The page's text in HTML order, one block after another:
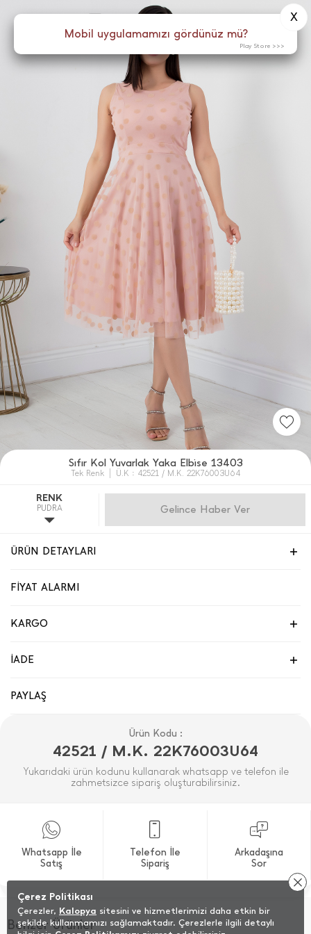
Menü
Sıfır Kol Yuvarlak Yaka Elbi̇se 13403
Tek Renk Ü.K : 42521 / M.K. 22K76003U64
RENK
PUDRA Gelince Haber Ver
ÜRÜN DETAYLARI
FİYAT ALARMI
KARGO
İADE
PAYLAŞ
Ürün Kodu :
42521 / M.K. 22K76003U64
Yukarıdaki ürün kodunu kullanarak whatsapp ve telefon ile
zahmetsizce sipariş oluşturabilirsiniz.
Whatsapp İle
Satış
Telefon İle
Sipariş
Arkadaşına
Sor
Benzer Ürünler
Çerez Politikası
Çerezler, Kalopya sitesini ve hizmetlerimizi daha etkin bir
şekilde kullanmamızı sağlamaktadır. Çerezlerle ilgili detaylı
Mobil uygulamamızı gördünüz mü?
X
Play Store >>>